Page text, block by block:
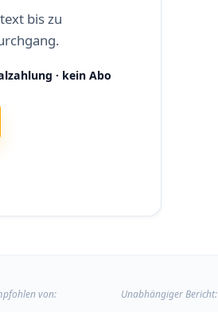
bis zu
· kein Abo
von: Unabhängiger Bericht: